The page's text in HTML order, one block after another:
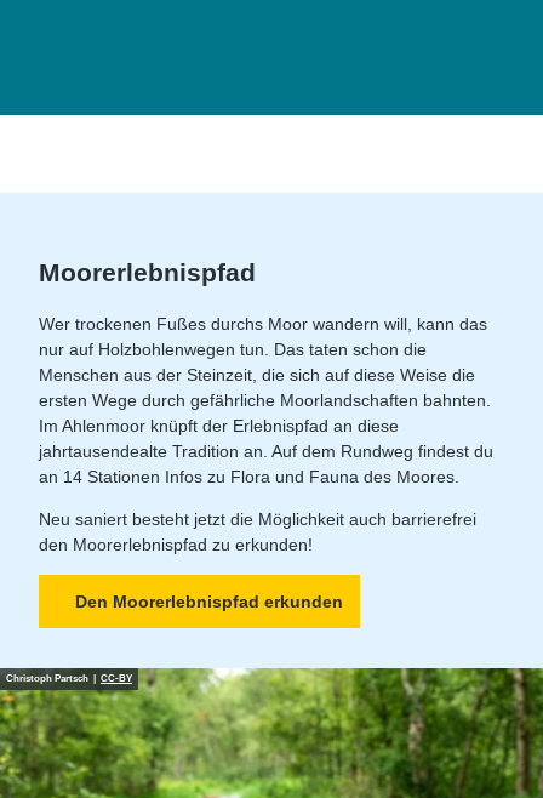
CC-B
Moorerlebnispfad
Wer trockenen Fußes durchs Moor wandern will, kann das
nur auf Holzbohlenwegen tun. Das taten schon die
Menschen aus der Steinzeit, die sich auf diese Weise die
ersten Wege durch gefährliche Moorlandschaften bahnten.
Im Ahlenmoor knüpft der Erlebnispfad an diese
jahrtausendealte Tradition an. Auf dem Rundweg findest du
an 14 Stationen Infos zu Flora und Fauna des Moores.
Neu saniert besteht jetzt die Möglichkeit auch barrierefrei
den Moorerlebnispfad zu erkunden!
Den Moorerlebnispfad erkunden
Christoph Partsch | CC-BY